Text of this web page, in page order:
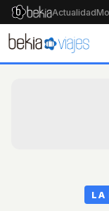
Actualidad
LA